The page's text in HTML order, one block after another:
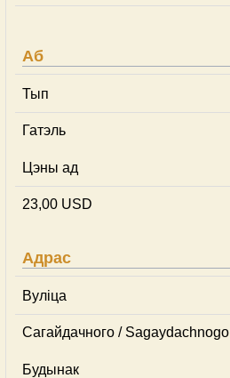
Аб
Тып
Гатэль
Цэны ад
23,00 USD
Адрас
Вуліца
Сагайдачного / Sagaydachnogo
Будынак